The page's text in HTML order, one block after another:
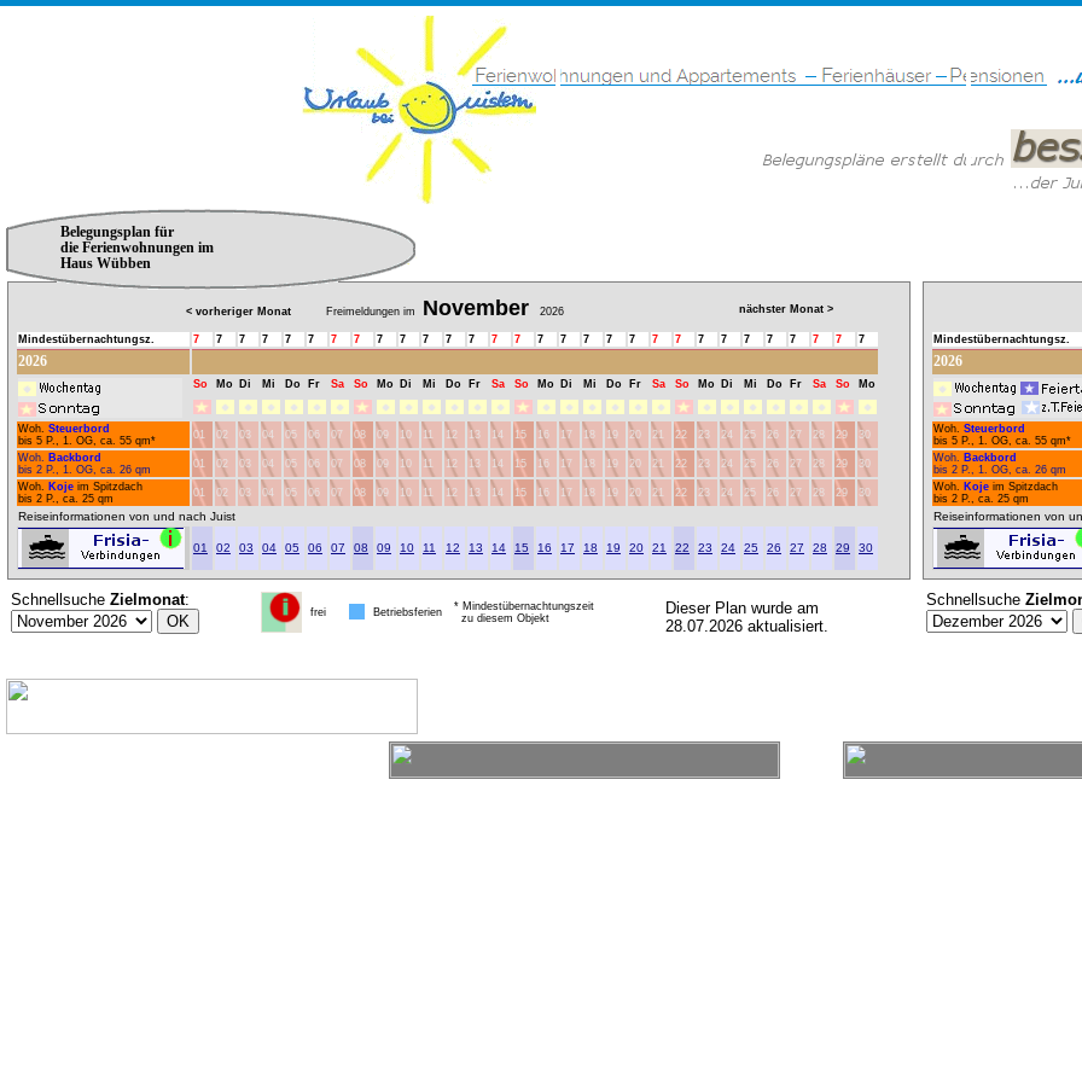
Belegungsplan für
die Ferienwohnungen im
Haus Wübben
< vorheriger Monat Freimeldungen im November 2026 nächster Monat >
Mindestübernachtungsz. 7 7 7 7 7 7 7 7 7 7 7 7 7 7 7 7 7 7 7 7 7 7 7 7 7 7 7 7 7 7
2026
So Mo Di Mi Do Fr Sa So Mo Di Mi Do Fr Sa So Mo Di Mi Do Fr Sa So Mo Di Mi Do Fr Sa So Mo
Woh. Steuerbord
bis 5 P., 1. OG, ca. 55 qm*
01 02 03 04 05 06 07 08 09 10 11 12 13 14 15 16 17 18 19 20 21 22 23 24 25 26 27 28 29
30
Woh. Backbord
bis 2 P., 1. OG, ca. 26 qm
01 02 03 04 05 06 07 08 09 10 11 12 13 14 15 16 17 18 19 20 21 22 23 24 25 26 27 28 29
30
Woh. Koje im Spitzdach
bis 2 P., ca. 25 qm
01 02 03 04 05 06 07 08 09 10 11 12 13 14 15 16 17 18 19 20 21 22 23 24 25 26 27 28 29 30
Reiseinformationen von und nach Juist
01 02 03 04 05 06 07 08 09 10 11 12 13 14 15 16 17 18 19 20 21 22 23 24 25 26 27 28 29 30
Schnellsuche Zielmonat:
frei Betriebsferien
* Mindestübernachtungszeit
zu diesem Objekt
Dieser Plan wurde am
28.07.2026 aktualisiert.
Mindestübernachtungsz.
2026
Woh. Steuerbord
bis 5 P., 1. OG, ca. 55 qm*
Woh. Backbord
bis 2 P., 1. OG, ca. 26 qm
Woh. Koje im Spitzdach
bis 2 P., ca. 25 qm
Reiseinformationen von
Schnellsuche